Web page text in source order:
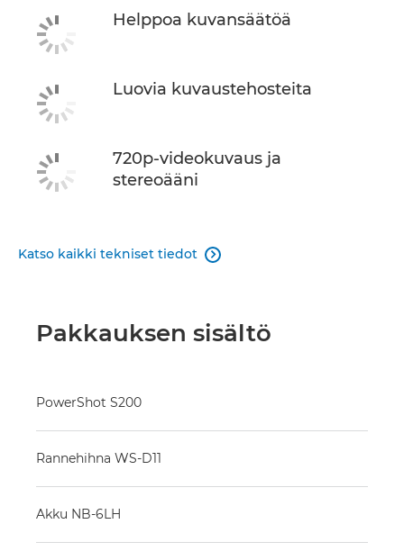
Helppoa kuvansäätöä
Luovia kuvaustehosteita
720p-videokuvaus ja
stereoääni
Katso kaikki tekniset tiedot 
Pakkauksen sisältö
PowerShot S200
Rannehihna WS-D11
Akku NB-6LH